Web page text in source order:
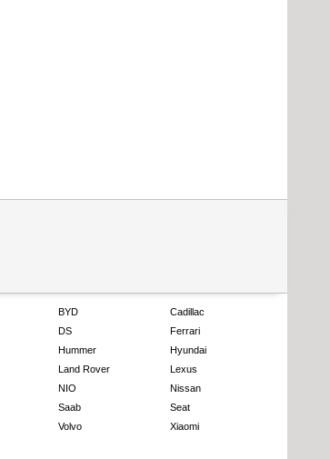
BYD
Cadillac
DS
Ferrari
Hummer
Hyundai
Land Rover
Lexus
NIO
Nissan
Saab
Seat
Volvo
Xiaomi